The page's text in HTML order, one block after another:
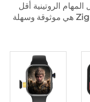
الروتينية أقل
هي موثوقة وسهلة